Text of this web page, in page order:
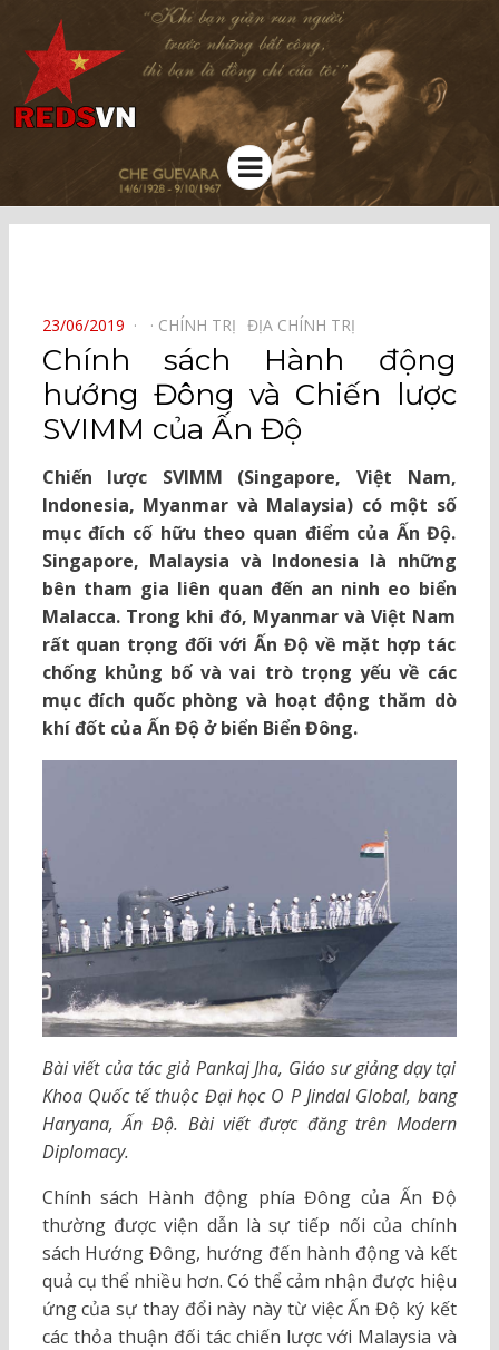
Kênh chia sẻ tri thức cộng đồng
Menu
POSTED
ON
23/06/2019 CHÍNH TRỊ⠀ ĐỊA CHÍNH TRỊ⠀
Chính sách Hành động
hướng Đông và Chiến lược
SVIMM của Ấn Độ
Chiến lược SVIMM (Singapore, Việt Nam,
Indonesia, Myanmar và Malaysia) có một số
mục đích cố hữu theo quan điểm của Ấn Độ.
Singapore, Malaysia và Indonesia là những
bên tham gia liên quan đến an ninh eo biển
Malacca. Trong khi đó, Myanmar và Việt Nam
rất quan trọng đối với Ấn Độ về mặt hợp tác
chống khủng bố và vai trò trọng yếu về các
mục đích quốc phòng và hoạt động thăm dò
khí đốt của Ấn Độ ở biển Biển Đông.
Bài viết của tác giả Pankaj Jha, Giáo sư giảng dạy tại
Khoa Quốc tế thuộc Đại học O P Jindal Global, bang
Haryana, Ấn Độ. Bài viết được đăng trên Modern
Diplomacy.
Chính sách Hành động phía Đông của Ấn Độ
thường được viện dẫn là sự tiếp nối của chính
sách Hướng Đông, hướng đến hành động và kết
quả cụ thể nhiều hơn. Có thể cảm nhận được hiệu
ứng của sự thay đổi này này từ việc Ấn Độ ký kết
các thỏa thuận đối tác chiến lược với Malaysia và